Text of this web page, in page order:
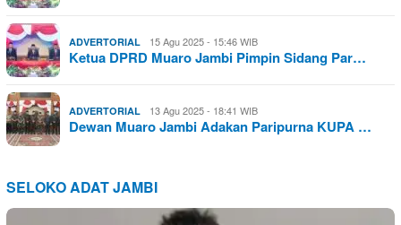
ADVERTORIAL 15 Agu 2025 - 15:46 WIB
Ketua DPRD Muaro Jambi Pimpin Sidang Par…
ADVERTORIAL 13 Agu 2025 - 18:41 WIB
Dewan Muaro Jambi Adakan Paripurna KUPA …
SELOKO ADAT JAMBI